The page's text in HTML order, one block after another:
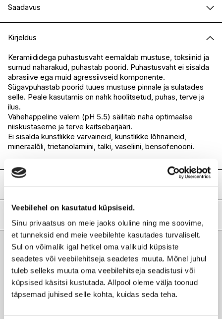
Veebilehel on kasutatud küpsiseid.
Sinu privaatsus on meie jaoks oluline ning me soovime,
et tunneksid end meie veebilehte kasutades turvaliselt.
Sul on võimalik igal hetkel oma valikuid küpsiste
seadetes või veebilehitseja seadetes muuta. Mõnel juhul
tuleb selleks muuta oma veebilehitseja seadistusi või
küpsised käsitsi kustutada. Allpool oleme välja toonud
täpsemad juhised selle kohta, kuidas seda teha.
Saadavus
I.L.U. Kristiine
I.L.U. Ülemiste
Saadaval
I.L.U. Rocca
Saadaval
I.L.U. Lõunakeskus
Saadaval
I.L.U. Pärnu
Saadaval
Kirjeldus
Keramiididega puhastusvaht eemaldab mustuse, toksiinid ja
surnud naharakud, puhastab poorid. Puhastusvaht ei sisalda
abrasiive ega muid agressiivseid komponente.
Sügavpuhastab poorid tuues mustuse pinnale ja sulatades
selle. Peale kasutamis on nahk hoolitsetud, puhas, terve ja
ilus.
Vähehappeline valem (pH 5.5) säilitab naha optimaalse
niiskustaseme ja terve kaitsebarjääri.
Ei sisalda kunstlikke värvaineid, kunstlikke lõhnaineid,
mineraalõli, trietanolamiini, talki, vaseliini, bensofenooni.
Water, 1,2-Hexanediol, Sodium Methyl Cocoyl Taurate,
Potassium Cocoyl Glycinate, Glycerin, Potassium Cocoate,
Hydrogenated Lecithin, Caprylic/Capric Triglyceride,
Ceramide AP, Ceramide EOP, Ceramide NP,
Glycerylamidoethyl Methacrylate/Stearyl Methacrylate
Copolymer, Butylene Glycol, Alteromonas Ferment Extract,
Propylene Glycol, Bacillus Ferment, Cetearyl Alcohol,
Cetearyl Glucoside, Glyceryl Stearate, Stearic Acid,
Phytosteryl/Isostearyl/Cetyl/Stearyl/Behenyl Dimer
Dilinoleate, Hydrogenated Polydecene, Butyrospermum
Kaubamärk
HOLIKA HOLIKA
Laokood
H0183515
Ribakood
8806334369514
Viimati vaadatud tooted